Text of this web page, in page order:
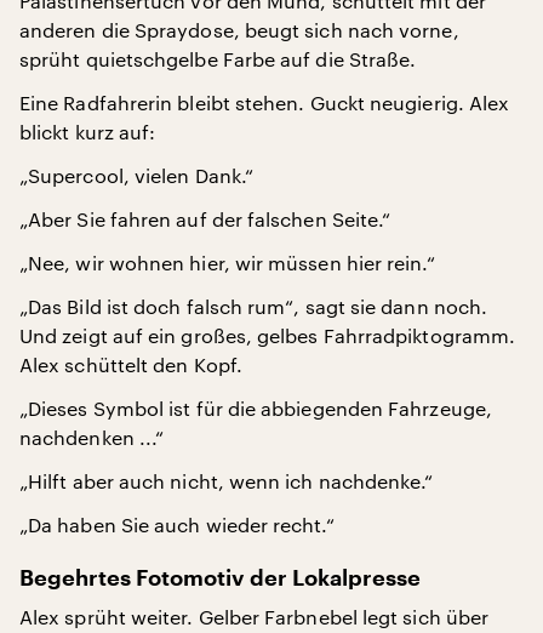
anderen die Spraydose, beugt sich nach vorne,
sprüht quietschgelbe Farbe auf die Straße.
Eine Radfahrerin bleibt stehen. Guckt neugierig. Alex
blickt kurz auf:
„Supercool, vielen Dank.“
„Aber Sie fahren auf der falschen Seite.“
„Nee, wir wohnen hier, wir müssen hier rein.“
„Das Bild ist doch falsch rum“, sagt sie dann noch.
Und zeigt auf ein großes, gelbes Fahrradpiktogramm.
Alex schüttelt den Kopf.
„Dieses Symbol ist für die abbiegenden Fahrzeuge,
nachdenken ...“
„Hilft aber auch nicht, wenn ich nachdenke.“
„Da haben Sie auch wieder recht.“
Begehrtes Fotomotiv der Lokalpresse
Alex sprüht weiter. Gelber Farbnebel legt sich über